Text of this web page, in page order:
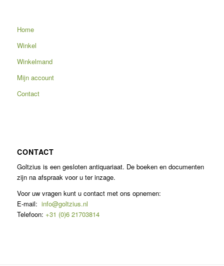
Home
Winkel
Winkelmand
Mijn account
Contact
CONTACT
Goltzius is een gesloten antiquariaat. De boeken en documenten
zijn na afspraak voor u ter inzage.
Voor uw vragen kunt u contact met ons opnemen:
E-mail: info@goltzius.nl
Telefoon: +31 (0)6 21703814